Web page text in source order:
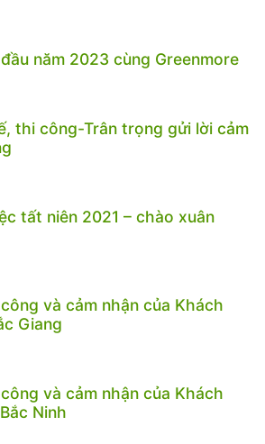
năm 2023 cùng Greenmore
thi công-Trân trọng gửi lời cảm
tất niên 2021 – chào xuân
và cảm nhận của Khách
Giang
và cảm nhận của Khách
Ninh